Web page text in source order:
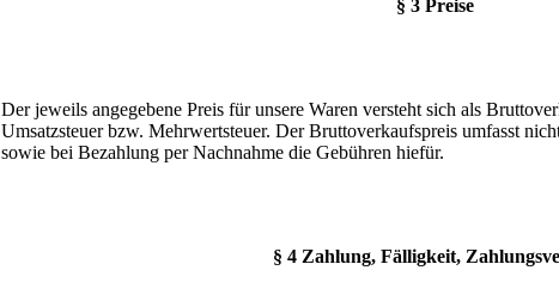
§ 3 Preise
Der jeweils angegebene Preis für unsere Waren versteht sich als
Umsatzsteuer bzw. Mehrwertsteuer. Der Bruttoverkaufspreis umfasst
sowie bei Bezahlung per Nachnahme die Gebühren hiefür.
§ 4 Zahlung, Fälligkeit,